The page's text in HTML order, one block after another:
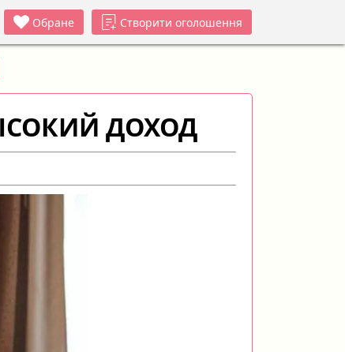
Обране Створити оголошення
ДОХОД